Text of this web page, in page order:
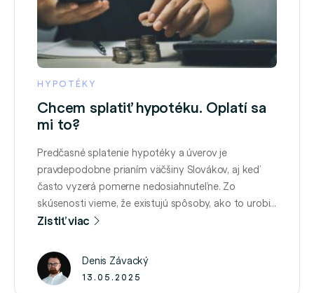
HYPOTÉKY
Chcem splatiť hypotéku. Oplatí sa
mi to?
Predčasné splatenie hypotéky a úverov je
pravdepodobne prianím väčšiny Slovákov, aj keď
často vyzerá pomerne nedosiahnuteľne. Zo
skúsenosti vieme, že existujú spôsoby, ako to urobiť
aj bez výhry v športke či dedičstva. Otázkou však
vždy lacnejšie V prvom rade treba mať na pamäti,
že cudzie peniaze …
Zistiť viac
Denis Závacký
13.05.2025